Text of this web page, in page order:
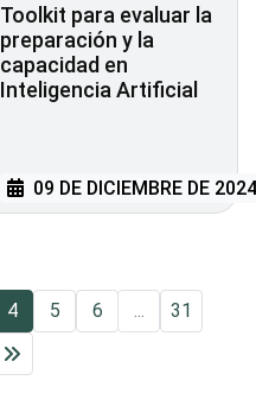
Toolkit para evaluar la
preparación y la
capacidad en
Inteligencia Artificial
09 DE DICIEMBRE DE
4 5 6 ... 31